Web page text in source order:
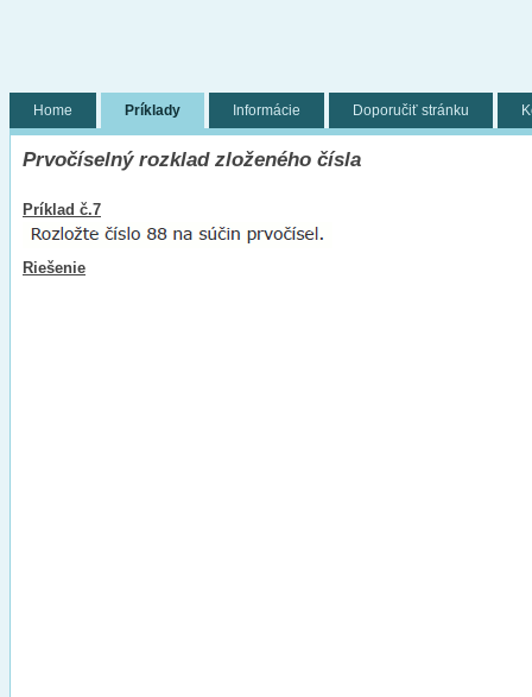
Home Príklady Informácie Doporučiť stránku
Prvočíselný rozklad zloženého čísla
Príklad č.7
Riešenie